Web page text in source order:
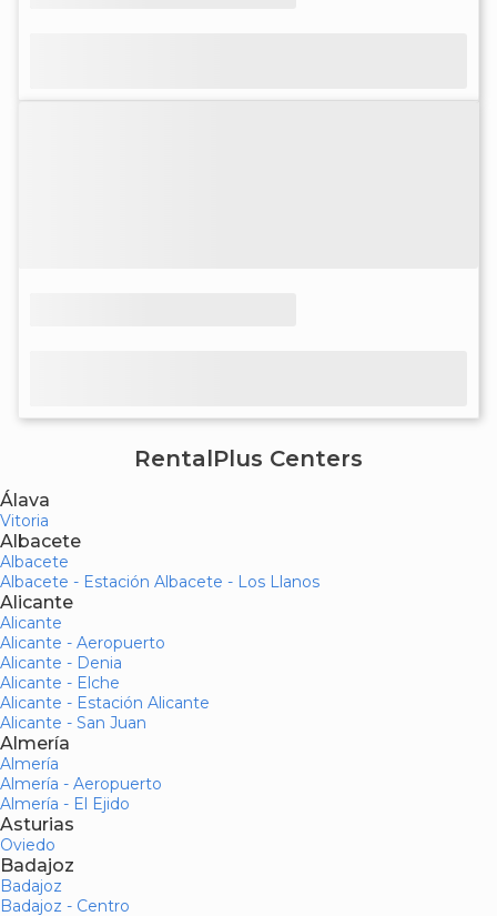
RentalPlus Centers
Álava
Vitoria
Albacete
Albacete
Albacete - Estación Albacete - Los Llanos
Alicante
Alicante
Alicante - Aeropuerto
Alicante - Denia
Alicante - Elche
Alicante - Estación Alicante
Alicante - San Juan
Almería
Almería
Almería - Aeropuerto
Almería - El Ejido
Asturias
Oviedo
Badajoz
Badajoz
Badajoz - Centro